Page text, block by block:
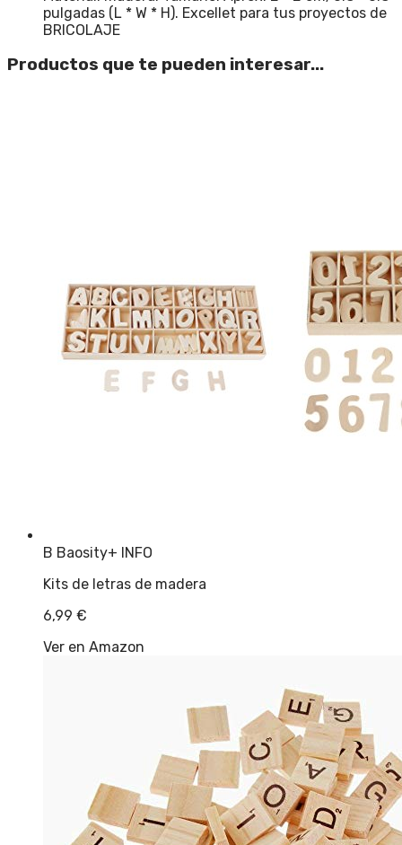
pulgadas (L * W * H). Excellet para tus proyectos de
BRICOLAJE
Productos que te pueden interesar...
B Baosity+ INFO
Kits de letras de madera
6,99 €
Ver en Amazon